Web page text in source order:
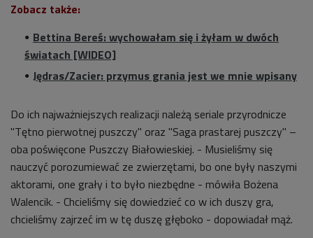
Zobacz także:
Bettina Bereś: wychowałam się i żyłam w dwóch
światach [WIDEO]
Jędras/Zacier: przymus grania jest we mnie wpisany
Do ich najważniejszych realizacji należą seriale przyrodnicze
"Tętno pierwotnej puszczy" oraz "Saga prastarej puszczy" –
oba poświęcone Puszczy Białowieskiej. - Musieliśmy się
nauczyć porozumiewać ze zwierzętami, bo one były naszymi
aktorami, one grały i to było niezbędne - mówiła Bożena
Walencik. - Chcieliśmy się dowiedzieć co w ich duszy gra,
chcieliśmy zajrzeć im w tę duszę głęboko - dopowiadał mąż.